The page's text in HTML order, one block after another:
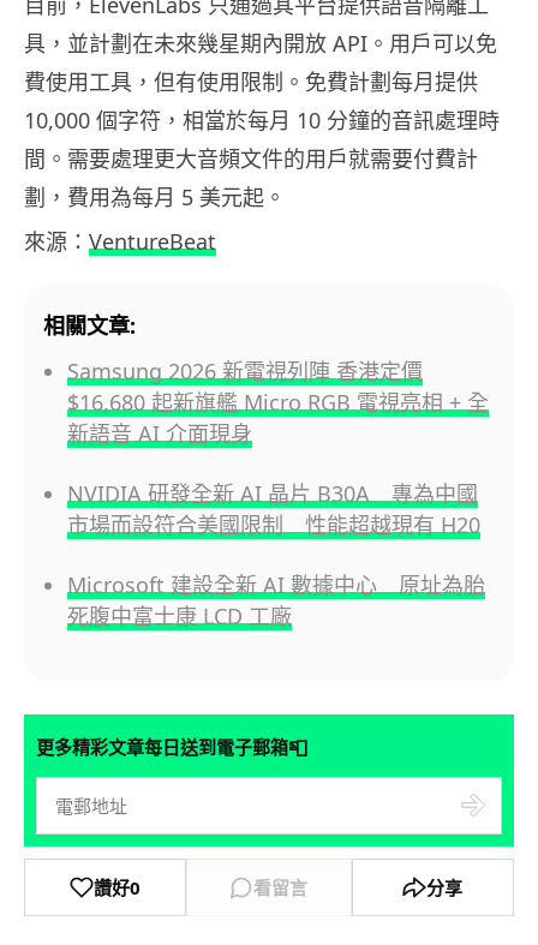
具，並計劃在未來幾星期內開放 API。用戶可以免
費使用工具，但有使用限制。免費計劃每月提供
10,000 個字符，相當於每月 10 分鐘的音訊處理時
間。需要處理更大音頻文件的用戶就需要付費計
劃，費用為每月 5 美元起。
來源： VentureBeat
相關文章:
Samsung 2026 新電視列陣 香港定價
$16,680 起新旗艦 Micro RGB 電視亮相 + 全
新語音 AI 介面現身
NVIDIA 研發全新 AI 晶片 B30A 專為中國
市場而設符合美國限制 性能超越現有 H20
Microsoft 建設全新 AI 數據中心 原址為胎
死腹中富士康 LCD 工廠
更多精彩文章每日送到電子郵箱📮
讚好0 看留言 分享